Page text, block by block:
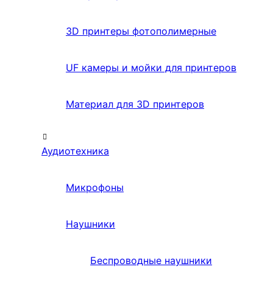
3D принтеры фотополимерные
UF камеры и мойки для принтеров
Материал для 3D принтеров
Аудиотехника
Микрофоны
Наушники
Беспроводные наушники